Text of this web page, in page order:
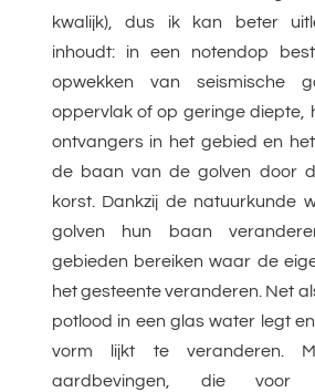
kwalijk), dus ik kan beter
inhoudt: in een notendop
opwekken van seismische
oppervlak of op geringe diepte,
ontvangers in het gebied en
de baan van de golven door
korst. Dankzij de natuurkunde
golven hun baan
gebieden bereiken waar de
het gesteente veranderen. Net
potlood in een glas water legt
vorm lijkt te veranderen.
aardbevingen, die voor